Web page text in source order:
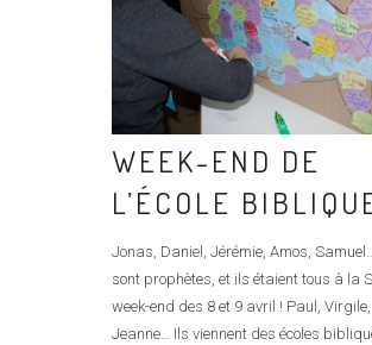
WEEK-END DE
L’ÉCOLE
Jonas, Daniel, Jérémie, Amos,
sont prophètes, et ils étaient tous à la
week-end des 8 et 9 avril ! Paul, Virgile,
Jeanne… Ils viennent des écoles